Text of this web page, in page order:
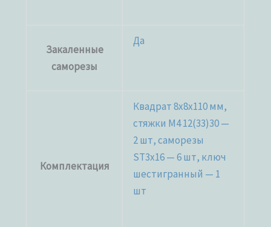
Закаленные
саморезы
Да
Комплектация
Квадрат 8х8х110 мм,
стяжки М4 12(33)30 —
2 шт, саморезы
ST3x16 — 6 шт, ключ
шестигранный — 1
шт